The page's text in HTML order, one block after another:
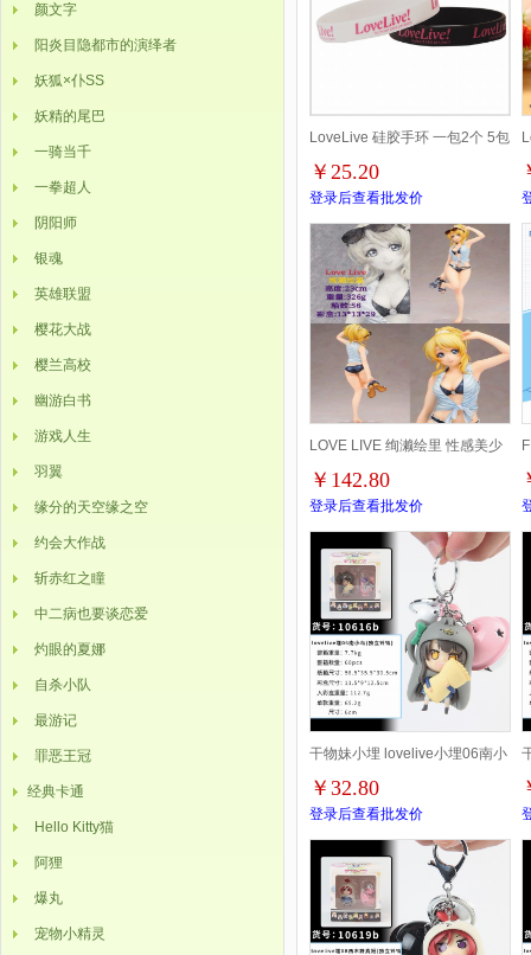
颜文字
阳炎目隐都市的演绎者
妖狐×仆SS
妖精的尾巴
一骑当千
一拳超人
阴阳师
银魂
英雄联盟
樱花大战
樱兰高校
幽游白书
游戏人生
羽翼
缘分的天空缘之空
约会大作战
斩赤红之瞳
中二病也要谈恋爱
灼眼的夏娜
自杀小队
最游记
罪恶王冠
经典卡通
Hello Kitty猫
阿狸
爆丸
宠物小精灵
LoveLive 硅胶手环 一包2个 5包
起批
￥25.20
登录后查看批发价
LOVE LIVE 绚濑绘里 性感美少
女系列 盒装手办摆件模型23CM
一箱56个 326G 13X13X29CM
￥142.80
登录后查看批发价
干物妹小埋 lovelive小埋06南小
鸟 独立铃铛盒装公仔挂件钥匙
扣 10616b 一箱60个
￥32.80
登录后查看批发价